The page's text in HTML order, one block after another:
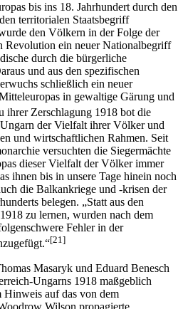
bis ins 18. Jahrhundert durch den
territorialen Staatsbegriff
den Völkern in der Folge der
Revolution ein neuer Nationalbegriff
durch die bürgerliche
und aus den spezifischen
schließlich ein neuer
in gewaltige Gärung und
ihrer Zerschlagung 1918 bot die
der Vielfalt ihrer Völker und
und wirtschaftlichen Rahmen. Seit
versuchten die Siegermächte
dieser Vielfalt der Völker immer
ihnen bis in unsere Tage hinein noch
die Balkankriege und -krisen der
belegen. „Statt aus den
zu lernen, wurden nach dem
Fehler in der
[21]
Masaryk und Eduard Benesch
Ungarns 1918 maßgeblich
Hinweis auf das von dem
Wilson propagierte